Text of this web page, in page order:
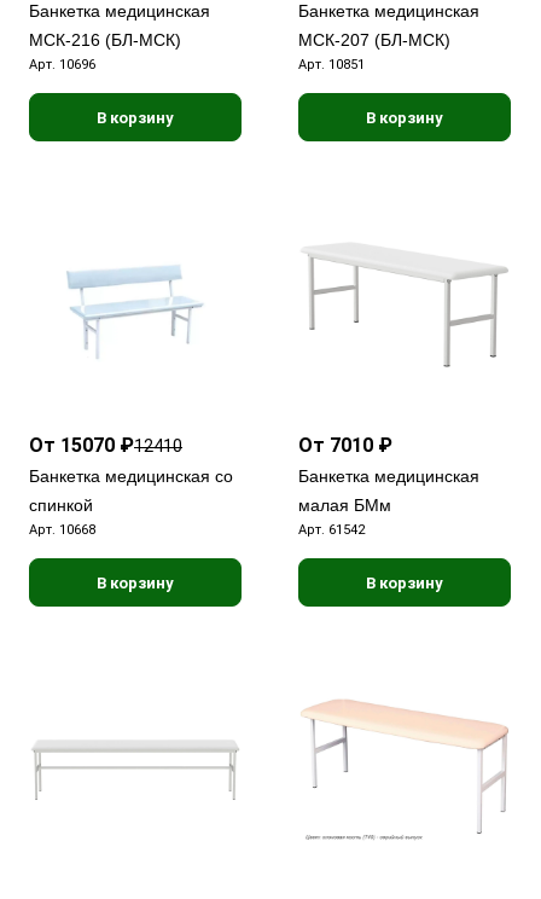
Банкетка медицинская
МСК-216 (БЛ-МСК)
Арт. 10696
В корзину
Банкетка медицинская
МСК-207 (БЛ-МСК)
Арт. 10851
В корзину
От 15070 ₽12410
Банкетка медицинская со
спинкой
Арт. 10668
В корзину
От 7010 ₽
Банкетка медицинская
малая БМм
Арт. 61542
В корзину